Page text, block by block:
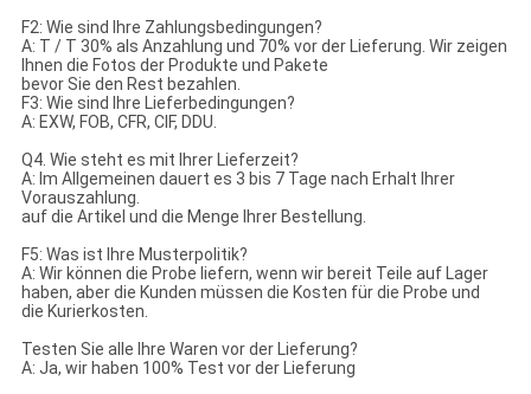
F2: Wie sind Ihre Zahlungsbedingungen?
A: T / T 30% als Anzahlung und 70% vor der Lieferung. Wir zeigen
Ihnen die Fotos der Produkte und Pakete
bevor Sie den Rest bezahlen.
F3: Wie sind Ihre Lieferbedingungen?
A: EXW, FOB, CFR, CIF, DDU.
Q4. Wie steht es mit Ihrer Lieferzeit?
A: Im Allgemeinen dauert es 3 bis 7 Tage nach Erhalt Ihrer
Vorauszahlung.
auf die Artikel und die Menge Ihrer Bestellung.
F5: Was ist Ihre Musterpolitik?
A: Wir können die Probe liefern, wenn wir bereit Teile auf Lager
haben, aber die Kunden müssen die Kosten für die Probe und
die Kurierkosten.
Testen Sie alle Ihre Waren vor der Lieferung?
A: Ja, wir haben 100% Test vor der Lieferung